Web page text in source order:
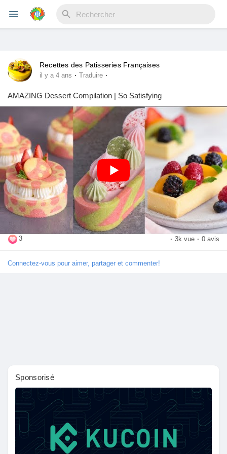
Reels
Découvrir Evènements
Mes événements
Découvrir Blogs
Mes Articles
Mes groupes
Découvrir Pages
Recettes des Patisseries Françaises
il y a 4 ans · Traduire ·
AMAZING Dessert Compilation | So Satisfying
3 · 3k vue · 0 avis
Connectez-vous pour aimer, partager et commenter!
Sponsorisé